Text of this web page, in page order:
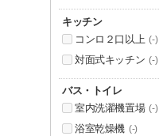
キッチン
コンロ２口以上 (-)
対面式キッチン (-)
バス・トイレ
室内洗濯機置場 (-)
浴室乾燥機 (-)